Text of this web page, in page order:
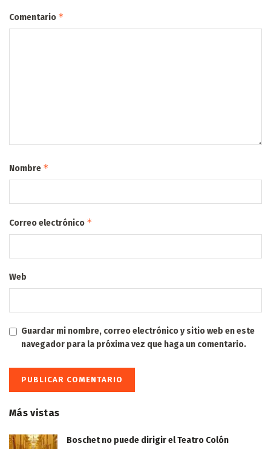
Comentario *
Nombre *
Correo electrónico *
Web
Guardar mi nombre, correo electrónico y sitio web en este
navegador para la próxima vez que haga un comentario.
Más vistas
Boschet no puede dirigir el Teatro Colón